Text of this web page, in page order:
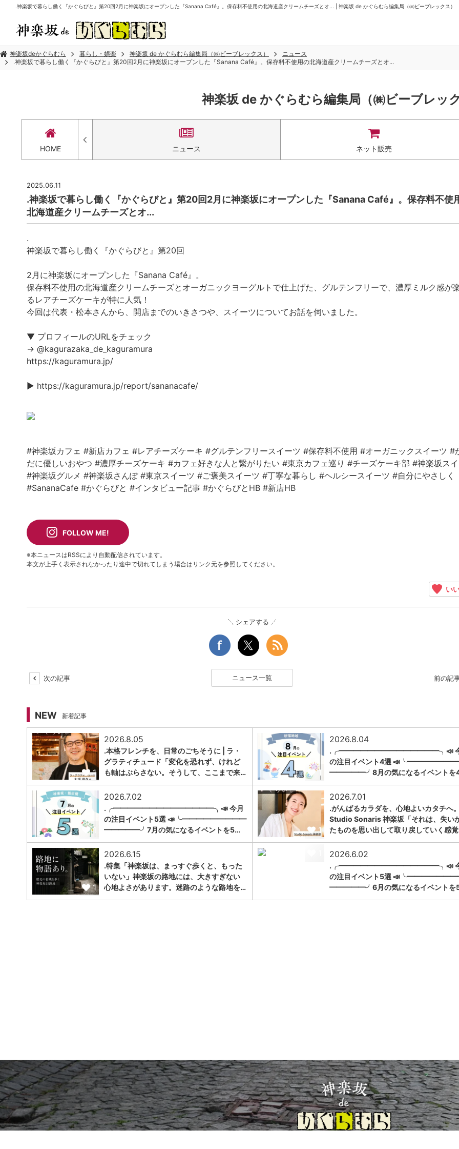
.神楽坂で暮らし働く『かぐらびと』第20回2月に神楽坂にオープンした『Sanana Café』。保存料不使用の北海道産クリームチーズとオ... | 神楽坂 de かぐらむら編集局（㈱ビーブレックス）
神楽坂deかぐらむら 暮らし・娯楽 神楽坂 de かぐらむら編集局（㈱ビーブレックス）
ニュース
.神楽坂で暮らし働く『かぐらびと』第20回2月に神楽坂にオープンした『Sanana Café』。保存料不使用の北海道産クリームチーズとオ...
神楽坂 de かぐらむら編集局（㈱ビーブレック
HOME ニュース ネット販売
2025.06.11
.神楽坂で暮らし働く『かぐらびと』第20回2月に神楽坂にオープンした『Sanana Café』。保存料不使
北海道産クリームチーズとオ...
.
神楽坂で暮らし働く『かぐらびと』第20回
2月に神楽坂にオープンした『Sanana Café』。
保存料不使用の北海道産クリームチーズとオーガニックヨーグルトで仕上げた、グルテンフリーで、濃厚ミルク感が
るレアチーズケーキが特に人気！
今回は代表・松本さんから、開店までのいきさつや、スイーツについてお話を伺いました。
▼ プロフィールのURLをチェック
→ @kagurazaka_de_kaguramura
https://kaguramura.jp/
▶ https://kaguramura.jp/report/sananacafe/
#神楽坂カフェ #新店カフェ #レアチーズケーキ #グルテンフリースイーツ #保存料不使用 #オーガニックスイーツ #
だに優しいおやつ #濃厚チーズケーキ #カフェ好きな人と繋がりたい #東京カフェ巡り #チーズケーキ部 #神楽坂ス
#神楽坂グルメ #神楽坂さんぽ #東京スイーツ #ご褒美スイーツ #丁寧な暮らし #ヘルシースイーツ #自分にやさしく
#SananaCafe #かぐらびと #インタビュー記事 #かぐらびとHB #新店HB
FOLLOW ME!
※本ニュースはRSSにより自動配信されています。
本文が上手く表示されなかったり途中で切れてしまう場合はリンク元を参照してください。
い
シェアする
次の記事 ニュース一覧 前の記
NEW 新着記事
1
2026.8.05
.本格フレンチを、日常のごちそうに | ラ・
グラティチュード「変化を恐れず、けれど
も軸はぶらさない。そうして、ここまで来…
1
2026.8.04
.╭━━━━━━━━━━━━━━╮📣 今
の注目イベント4選
━━━━━╯8月の気になるイベントを
1
2026.7.02
.╭━━━━━━━━━━━━━━╮📣 今月
の注目イベント5選 📣╰━━━━━━━━━
━━━━━╯7月の気になるイベントを5…
1
2026.7.01
.がんばるカラダを、心地よいカタチへ。
Studio Sonaris 神楽坂「それは、失い
たものを思い出して取り戻していく感
1
2026.6.15
.特集「神楽坂は、まっすぐ歩くと、もった
いない」神楽坂の路地には、大きすぎない
心地よさがあります。迷路のような路地を…
2026.6.02
.╭━━━━━━━━━━━━━━╮📣 今
の注目イベント5選
━━━━━╯6月の気になるイベントを